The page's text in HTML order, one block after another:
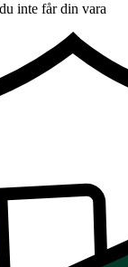
inte får din vara